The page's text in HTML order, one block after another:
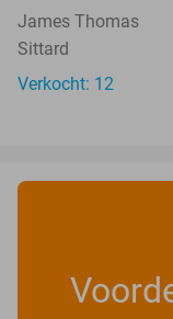
James Thomas
Sittard
Verkocht: 12